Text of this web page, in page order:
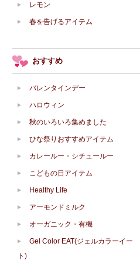
レモン
春を告げるアイテム
おすすめ
バレンタインデー
ハロウィン
秋のいろいろ集めました
ひな祭りおすすめアイテム
カレールー・シチュールー
こどもの日アイテム
Healthy Life
アーモンドミルク
オーガニック・有機
Gel Color EAT(ジェルカラーイー
ト)